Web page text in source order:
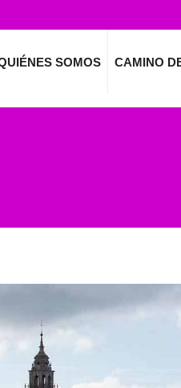
SOMOS CAMINO